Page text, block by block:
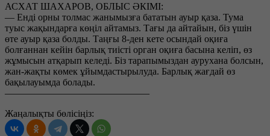
АСХАТ ШАХАРОВ, ОБЛЫС ӘКІМІ:
— Енді орны толмас жанымызға бататын ауыр қаза. Тума
туыс жақындарға көңіл айтамыз. Тағы да айтайын, біз үшін
өте ауыр қаза болды. Таңғы 8-ден кете осындай оқиға
болғаннан кейін барлық тиісті орган оқиға басына келіп, өз
жұмысын атқарып келеді. Біз тарапымыздан аурухана болсын,
жан-жақты көмек ұйымдастырылуда. Барлық жағдай өз
бақылауымда болады.
———————————————
Жаңалықты бөлісіңіз: